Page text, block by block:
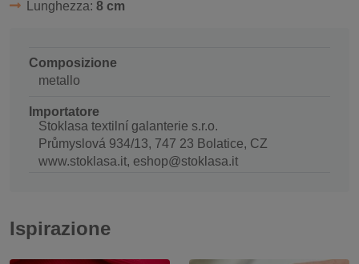
Lunghezza: 8 cm
Composizione
metallo
Importatore
Stoklasa textilní galanterie s.r.o.
Průmyslová 934/13, 747 23 Bolatice, CZ
www.stoklasa.it, eshop@stoklasa.it
Ispirazione